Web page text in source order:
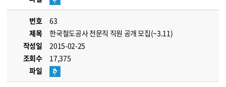
번호
63
제목
한국철도공사 전문직 직원 공개 모집(~3.11)
작성일
2015-02-25
조회수
17,375
파일